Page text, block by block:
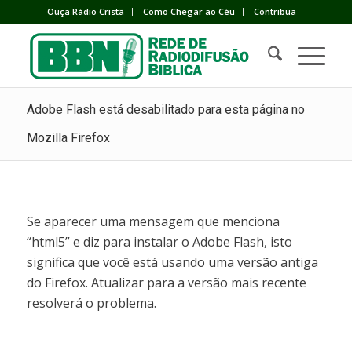
Ouça Rádio Cristã Como Chegar ao Céu Contribua
Adobe Flash está desabilitado para esta página no
Mozilla Firefox
Se aparecer uma mensagem que menciona
“html5” e diz para instalar o Adobe Flash, isto
significa que você está usando uma versão antiga
do Firefox. Atualizar para a versão mais recente
resolverá o problema.